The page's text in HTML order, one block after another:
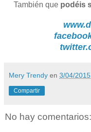
También que podéis
Mery Trendy en 3/04/2015
Compartir
No hay comentarios: